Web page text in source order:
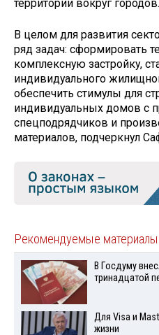
территории вокруг городов.
В целом для развития
ряд задач: сформировать
комплексную застройку,
индивидуального
обеспечить стимулы для
индивидуальных домов с
спецподрядчиков и
материалов, подчеркнул
Рекомендуемые материалы
В Госдуму
тринадцатой
Для Visа и
жизни